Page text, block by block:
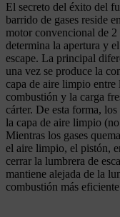
El secreto del éxito del
barrido de gases reside
motor convencional de
determina la apertura y
escape. La principal
una vez se produce la
capa de aire limpio entre
combustión y la carga
cárter. De esta forma,
la capa de aire limpio
Mientras los gases
el aire limpio, el pistón,
cerrar la lumbrera de
mantiene alejada de la
combustión más